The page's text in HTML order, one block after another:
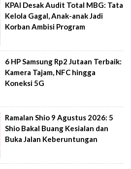
KPAI Desak Audit Total MBG: Tata
Kelola Gagal, Anak-anak Jadi
Korban Ambisi Program
6 HP Samsung Rp2 Jutaan Terbaik:
Kamera Tajam, NFC hingga
Koneksi 5G
Ramalan Shio 9 Agustus 2026: 5
Shio Bakal Buang Kesialan dan
Buka Jalan Keberuntungan